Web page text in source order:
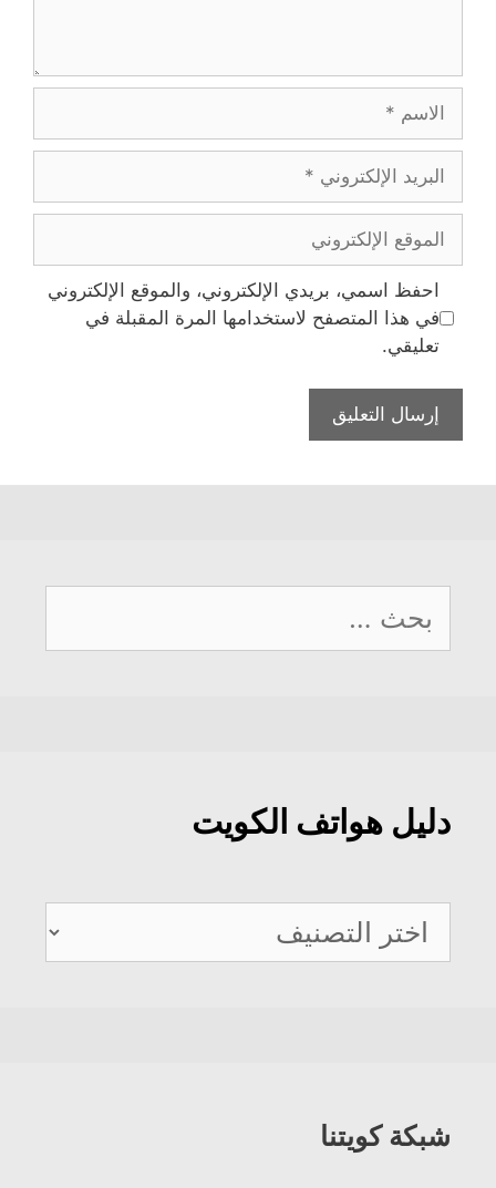
الاسم
البريد
الإلكتروني
الموقع
الإلكتروني
احفظ اسمي، بريدي الإلكتروني، والموقع الإلكتروني
في هذا المتصفح لاستخدامها المرة المقبلة في
تعليقي.
عن:
دليل هواتف الكويت
دليل
هواتف
شبكة كويتنا